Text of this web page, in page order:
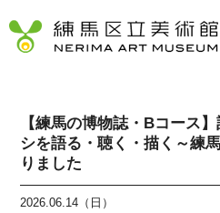
【練馬の博物誌・Bコース
シを語る・聴く・描く～練
りました
2026.06.14（日）